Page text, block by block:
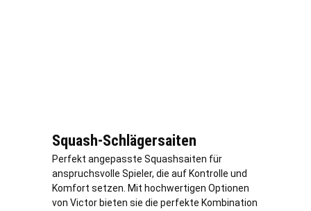
Squash-Schlägersaiten
Perfekt angepasste Squashsaiten für
anspruchsvolle Spieler, die auf Kontrolle und
Komfort setzen. Mit hochwertigen Optionen
von Victor bieten sie die perfekte Kombination